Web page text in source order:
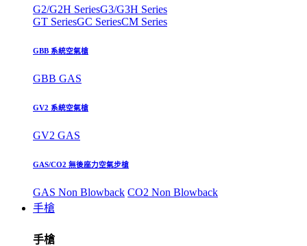
G2/G2H SeriesG3/G3H Series
GT SeriesGC SeriesCM Series
GBB 系統空氣槍
GBB GAS
GV2 系統空氣槍
GV2 GAS
GAS/CO2 無後座力空氣步槍
GAS Non Blowback CO2 Non Blowback
手槍
手槍